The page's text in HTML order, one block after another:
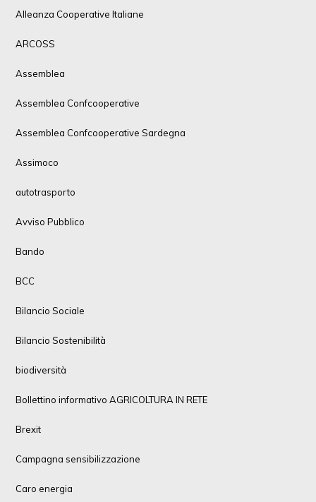
Alleanza Cooperative Italiane
ARCOSS
Assemblea
Assemblea Confcooperative
Assemblea Confcooperative Sardegna
Assimoco
autotrasporto
Avviso Pubblico
Bando
BCC
Bilancio Sociale
Bilancio Sostenibilità
biodiversità
Bollettino informativo AGRICOLTURA IN RETE
Brexit
Campagna sensibilizzazione
Caro energia